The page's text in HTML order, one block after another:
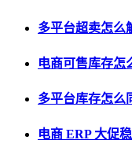
多平台超卖怎么
电商可售库存怎
多平台库存怎么
电商 ERP 大促